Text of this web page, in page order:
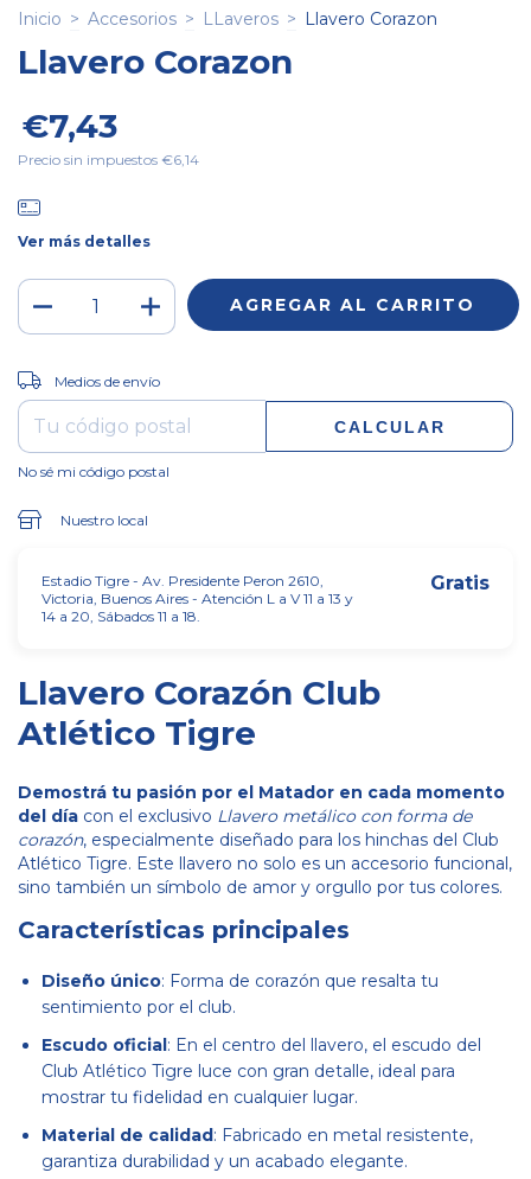
Inicio > Accesorios > LLaveros > Llavero Corazon
Llavero Corazon
€7,43
Precio sin impuestos €6,14
Ver más detalles
Entregas para el CP:
Medios de envío
CALCULAR
No sé mi código postal
Nuestro local
Estadio Tigre - Av. Presidente Peron 2610,
Victoria, Buenos Aires - Atención L a V 11 a 13 y
14 a 20, Sábados 11 a 18.
Gratis
Llavero Corazón Club
Atlético Tigre
Demostrá tu pasión por el Matador en cada momento
del día con el exclusivo Llavero metálico con forma de
corazón, especialmente diseñado para los hinchas del Club
Atlético Tigre. Este llavero no solo es un accesorio funcional,
sino también un símbolo de amor y orgullo por tus colores.
Características principales
Diseño único: Forma de corazón que resalta tu
sentimiento por el club.
Escudo oficial : En el centro del llavero, el escudo del
Club Atlético Tigre luce con gran detalle, ideal para
mostrar tu fidelidad en cualquier lugar.
Material de calidad : Fabricado en metal resistente,
garantiza durabilidad y un acabado elegante.